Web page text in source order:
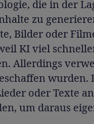
die in der
zu
Bilder oder
KI viel
Allerdings
wurden.
oder Texte
um daraus